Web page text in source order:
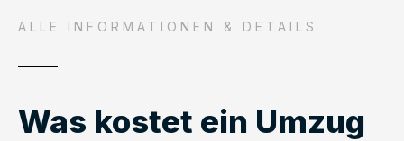
ALLE INFORMATIONEN & DETAILS
Was kostet ein Umzug